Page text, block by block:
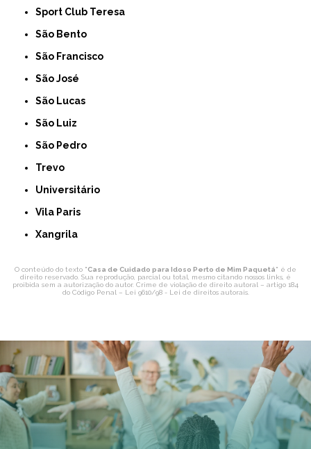
Sport Club Teresa
São Bento
São Francisco
São José
São Lucas
São Luiz
São Pedro
Trevo
Universitário
Vila Paris
Xangrila
O conteúdo do texto "Casa de Cuidado para Idoso Perto de Mim Paquetá" é de
direito reservado. Sua reprodução, parcial ou total, mesmo citando nossos links, é
proibida sem a autorização do autor. Crime de violação de direito autoral – artigo 184
do Código Penal – Lei 9610/98 - Lei de direitos autorais.